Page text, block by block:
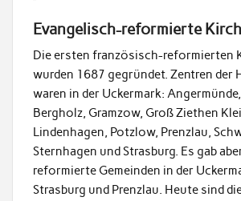
Evangelisch-reformierte
Die ersten französisch-reformierten
wurden 1687 gegründet. Zentren der
waren in der Uckermark:
Bergholz, Gramzow, Groß Ziethen
Lindenhagen, Potzlow, Prenzlau,
Sternhagen und Strasburg. Es gab
reformierte Gemeinden in der
Strasburg und Prenzlau. Heute sind